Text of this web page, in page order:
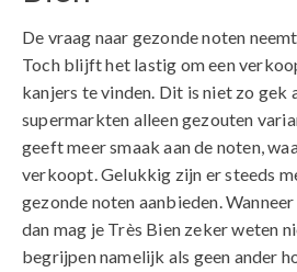
De vraag naar gezonde noten
Toch blijft het lastig om een
kanjers te vinden. Dit is niet zo gek
supermarkten alleen gezouten
geeft meer smaak aan de noten,
verkoopt. Gelukkig zijn er steeds
gezonde noten aanbieden.
dan mag je Très Bien zeker weten
begrijpen namelijk als geen ander